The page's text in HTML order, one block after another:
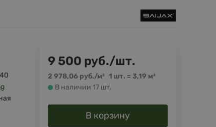
9 500 руб./шт.
2 978,06 руб./м² 1 шт. =3,19 м²
В наличии 17 шт.
В корзину